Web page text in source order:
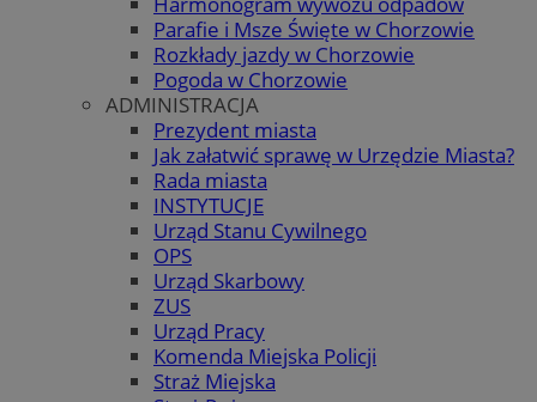
Parafie i Msze Święte w Chorzowie
Rozkłady jazdy w Chorzowie
Pogoda w Chorzowie
ADMINISTRACJA
Prezydent miasta
Jak załatwić sprawę w Urzędzie Miasta?
Rada miasta
INSTYTUCJE
Urząd Stanu Cywilnego
OPS
Urząd Skarbowy
ZUS
Urząd Pracy
Komenda Miejska Policji
Straż Miejska